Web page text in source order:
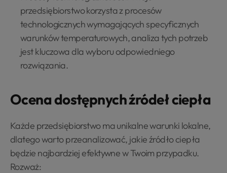
przedsiębiorstwo korzysta z procesów
technologicznych wymagających specyficznych
warunków temperaturowych, analiza tych potrzeb
jest kluczowa dla wyboru odpowiedniego
rozwiązania.
Ocena dostępnych źródeł ciepła
Każde przedsiębiorstwo ma unikalne warunki lokalne,
dlatego warto przeanalizować, jakie źródło ciepła
będzie najbardziej efektywne w Twoim przypadku.
Rozważ: